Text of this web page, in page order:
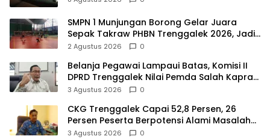
SMPN 1 Munjungan Borong Gelar Juara
Sepak Takraw PHBN Trenggalek 2026, Jadi
Modal Menuju POPDA Jatim
2 Agustus 2026 0
Belanja Pegawai Lampaui Batas, Komisi II
DPRD Trenggalek Nilai Pemda Salah Kaprah
dalam Perencanaan
3 Agustus 2026 0
CKG Trenggalek Capai 52,8 Persen, 26
Persen Peserta Berpotensi Alami Masalah
Kejiwaan
3 Agustus 2026 0